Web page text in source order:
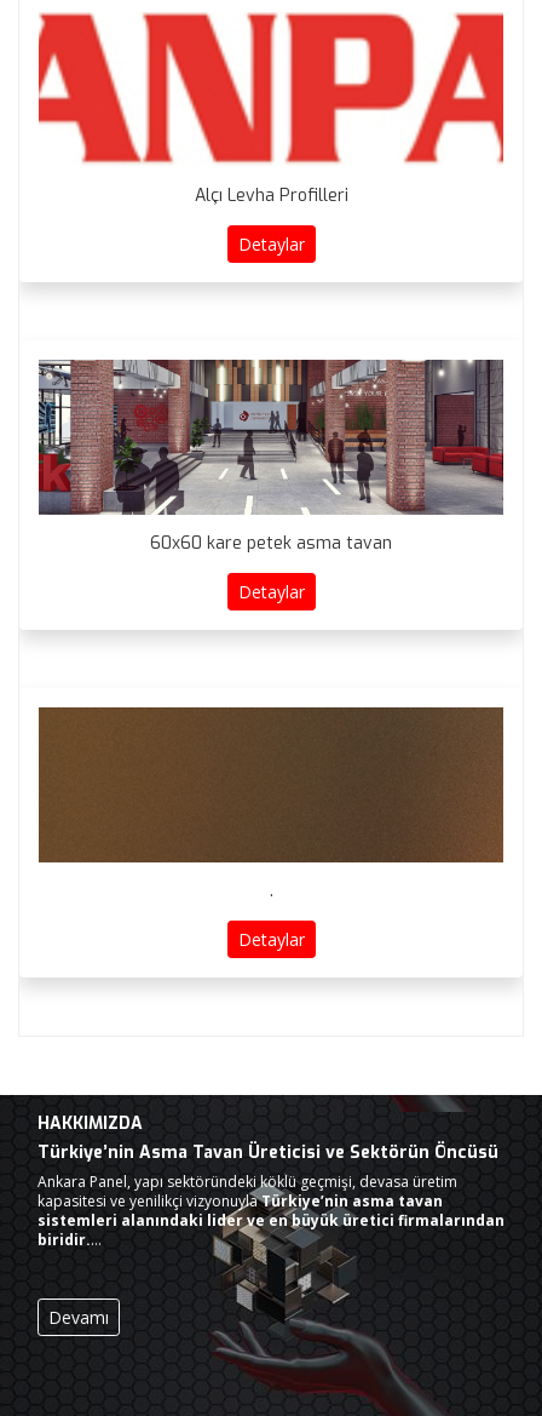
Alçı Levha Profilleri
Detaylar
60x60 kare petek asma tavan
Detaylar
.
Detaylar
HAKKIMIZDA
Türkiye’nin Asma Tavan Üreticisi ve Sektörün Öncüsü
Ankara Panel, yapı sektöründeki köklü geçmişi, devasa üretim
kapasitesi ve yenilikçi vizyonuylaTürkiye’nin asma tavan
sistemleri alanındaki lider ve en büyük üretici firmalarından
biridir.…
Devamı